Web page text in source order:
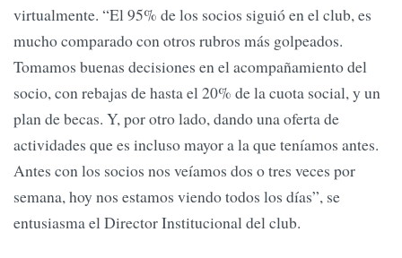
virtualmente. “El 95% de los socios siguió en el club, es
mucho comparado con otros rubros más golpeados.
Tomamos buenas decisiones en el acompañamiento del
socio, con rebajas de hasta el 20% de la cuota social, y un
plan de becas. Y, por otro lado, dando una oferta de
actividades que es incluso mayor a la que teníamos antes.
Antes con los socios nos veíamos dos o tres veces por
semana, hoy nos estamos viendo todos los días”, se
entusiasma el Director Institucional del club.